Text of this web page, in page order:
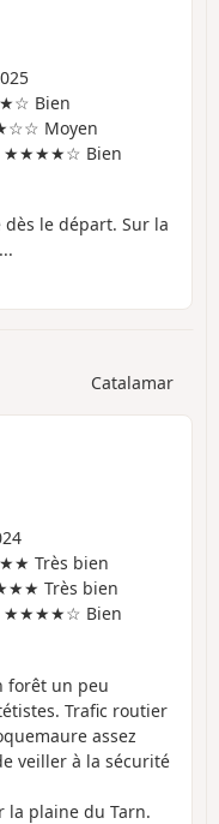
Bien
Moyen
★★★★☆ Bien
le départ. Sur la
Catalamar
Très bien
Très bien
★★★★☆ Bien
forêt un peu
Trafic routier
assez
veiller à la sécurité
la plaine du Tarn.